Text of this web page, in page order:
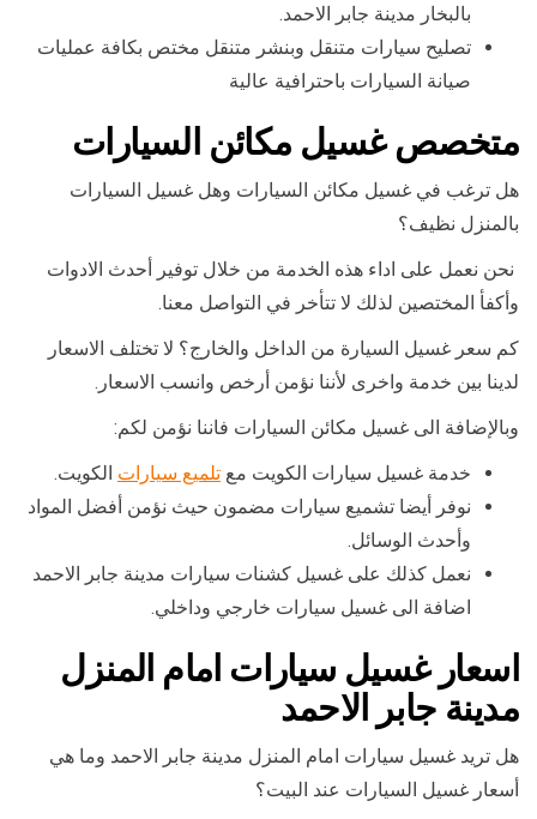
بالبخار مدينة جابر الاحمد.
تصليح سيارات متنقل وبنشر متنقل مختص بكافة عمليات
صيانة السيارات باحترافية عالية
متخصص غسيل مكائن السيارات
هل ترغب في غسيل مكائن السيارات وهل غسيل السيارات
بالمنزل نظيف؟
نحن نعمل على اداء هذه الخدمة من خلال توفير أحدث الادوات
وأكفأ المختصين لذلك لا تتأخر في التواصل معنا.
كم سعر غسيل السيارة من الداخل والخارج؟ لا تختلف الاسعار
لدينا بين خدمة واخرى لأننا نؤمن أرخص وانسب الاسعار.
وبالإضافة الى غسيل مكائن السيارات فاننا نؤمن لكم:
خدمة غسيل سيارات الكويت مع تلميع سيارات الكويت.
نوفر أيضا تشميع سيارات مضمون حيث نؤمن أفضل المواد
وأحدث الوسائل.
نعمل كذلك على غسيل كشنات سيارات مدينة جابر الاحمد
اضافة الى غسيل سيارات خارجي وداخلي.
اسعار غسيل سيارات امام المنزل
مدينة جابر الاحمد
هل تريد غسيل سيارات امام المنزل مدينة جابر الاحمد وما هي
أسعار غسيل السيارات عند البيت؟